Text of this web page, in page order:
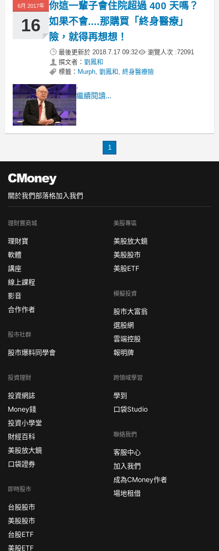
6月 2017年
16
你這一輩子會住院超過 400 天嗎？
如果不會....那購買「終身醫療」
險，就得再想想！
最後更新於 2018.7.17 09:32 瀏覽人次 :72091
撰文者： 劉鳳和
標籤： Murph, 劉鳳和 , 終身醫療險
.
繼續閱讀...
1
關於我們部落格加入我們
理財寶商城
理財寶
軟體
講座
線上課程
影音
合作作者
股市社群
股市爆料同學會
投資理財
投資網誌
Money錢
投資小學堂
財經百科
美股放大鏡
口袋證券
即時股市
台股股市
美股股市
台股ETF
美股ETF
美股專區
美股放大鏡
美股股市
美股ETF
模擬投資
股市大富翁
選股網
雲端控股
報明牌
跨領域學習
學到
口袋Studio
聯絡我們
客服中心
加入我們
成為CMoney作者
場地租借